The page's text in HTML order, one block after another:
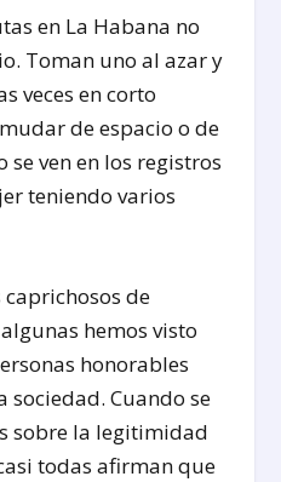
en La Habana no
Toman uno al azar y
veces en corto
de espacio o de
se ven en los registros
teniendo varios
caprichosos de
hemos visto
honorables
sociedad. Cuando se
sobre la legitimidad
todas afirman que